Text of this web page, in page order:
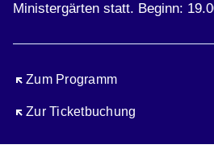
Ministergärten statt. Beginn:
Zum Programm
Öffnet sich in einem neuen Fenster
Zur Ticketbuchung
Öffnet sich in einem neuen Fenster